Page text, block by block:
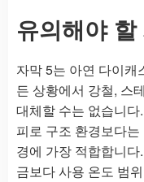
유의해야
자막 5는 아연 다이캐
든 상황에서 강철, 스
대체할 수는 없습니
피로 구조 환경보다
경에 가장 적합합니
금보다 사용 온도 범